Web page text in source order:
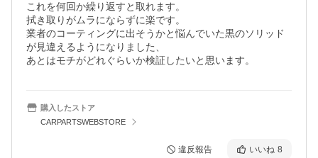
これを何回か繰り返すと取れます。
拭き取りがムラにならずに楽です。
業者のコーティングに出そうかと悩んでいた黒のソリッド
が見違えるようになりました、
あとはモチがどれぐらいか検証したいと思います。
購入したストア
CARPARTSWEBSTORE
違反報告 いいね 8